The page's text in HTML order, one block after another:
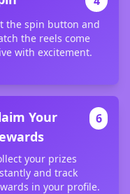
the spin button and
the reels come
with excitement.
Your
6
your prizes
and track
in your profile.